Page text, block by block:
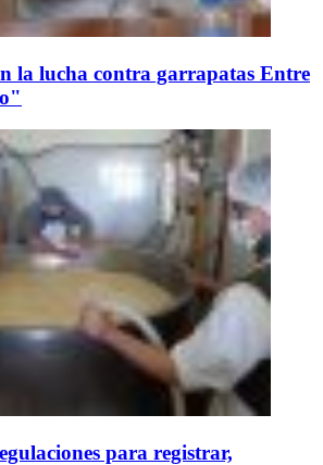
la lucha contra garrapatas Entre
para registrar,